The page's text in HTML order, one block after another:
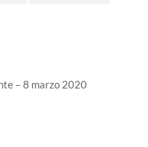
– 8 marzo 2020